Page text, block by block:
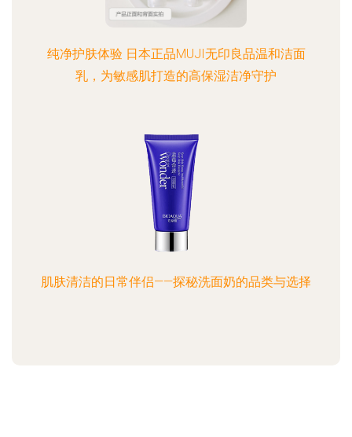
纯净护肤体验 日本正品MUJI无印良品温和洁面
乳，为敏感肌打造的高保湿洁净守护
肌肤清洁的日常伴侣——探秘洗面奶的品类与选择